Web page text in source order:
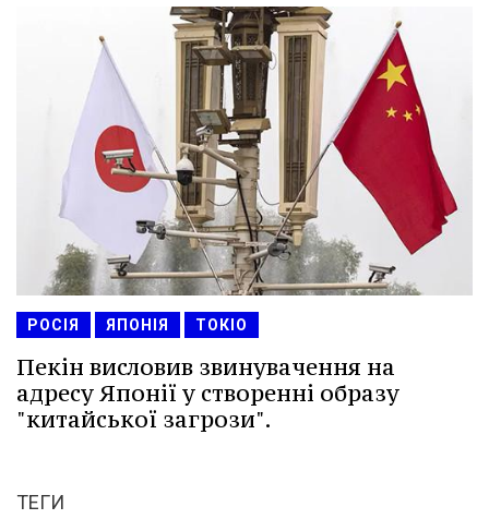
РОСІЯ ЯПОНІЯ ТОКІО
Пекін висловив звинувачення на
адресу Японії у створенні образу
"китайської загрози".
ТЕГИ